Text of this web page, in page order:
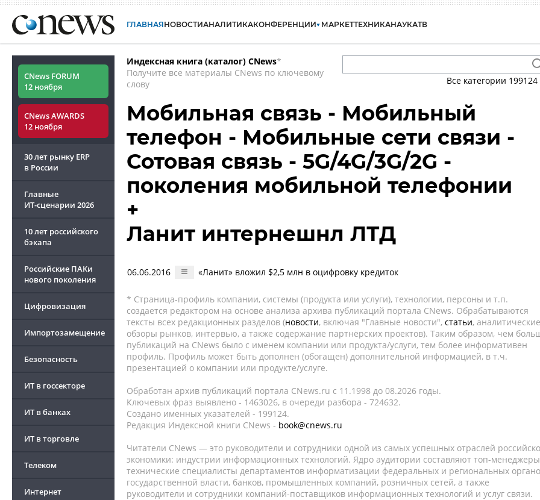
ГЛАВНАЯНОВОСТИАНАЛИТИКАКОНФЕРЕНЦИИ МАРКЕТТЕХНИКАНАУКАТВ
CNews FORUM
12 ноября
CNews AWARDS
12 ноября
30 лет рынку ERP
в России
Главные
ИТ-сценарии 2026
10 лет российского
бэкапа
Российские ПАКи
нового поколения
Цифровизация
Импортозамещение
Безопасность
ИТ в госсекторе
ИТ в банках
ИТ в торговле
Телеком
Интернет
Индексная книга (каталог) CNews*
Получите все материалы CNews по ключевому
слову
Все категории 199124
Мобильная связь - Мобильный
телефон - Мобильные сети связи -
Сотовая связь - 5G/4G/3G/2G -
поколения мобильной телефонии
+
Ланит интернешнл ЛТД
06.06.2016 «Ланит» вложил $2,5 млн в оцифровку кредиток
* Страница-профиль компании, системы (продукта или услуги), технологии, персоны и т.п.
создается редактором на основе анализа архива публикаций портала CNews. Обрабатываются
тексты всех редакционных разделов (новости, включая "Главные новости", статьи, аналитические
обзоры рынков, интервью, а также содержание партнёрских проектов). Таким образом, чем
публикаций на CNews было с именем компании или продукта/услуги, тем более информативен
профиль. Профиль может быть дополнен (обогащен) дополнительной информацией, в т.ч.
презентацией о компании или продукте/услуге.
Обработан архив публикаций портала CNews.ru c 11.1998 до 08.2026 годы.
Ключевых фраз выявлено - 1463026, в очереди разбора - 724632.
Создано именных указателей - 199124.
Редакция Индексной книги CNews - book@cnews.ru
Читатели CNews — это руководители и сотрудники одной из самых успешных отраслей
экономики: индустрии информационных технологий. Ядро аудитории составляют топ-
технические специалисты департаментов информатизации федеральных и региональных
государственной власти, банков, промышленных компаний, розничных сетей, а также
руководители и сотрудники компаний-поставщиков информационных технологий и услуг связи.